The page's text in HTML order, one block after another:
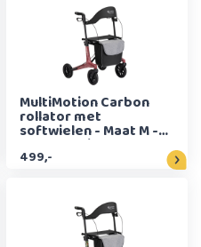
MultiMotion Carbon
rollator met
softwielen - Maat M -
Marmerprint
499,-